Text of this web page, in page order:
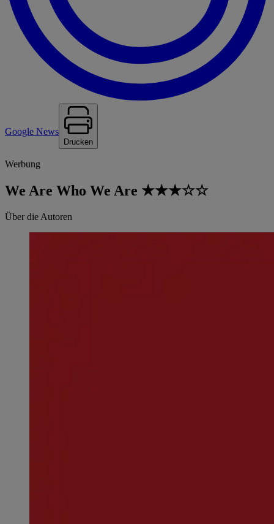
Google News
Drucken
Werbung
We Are Who We Are ★★★☆☆
Über die Autoren